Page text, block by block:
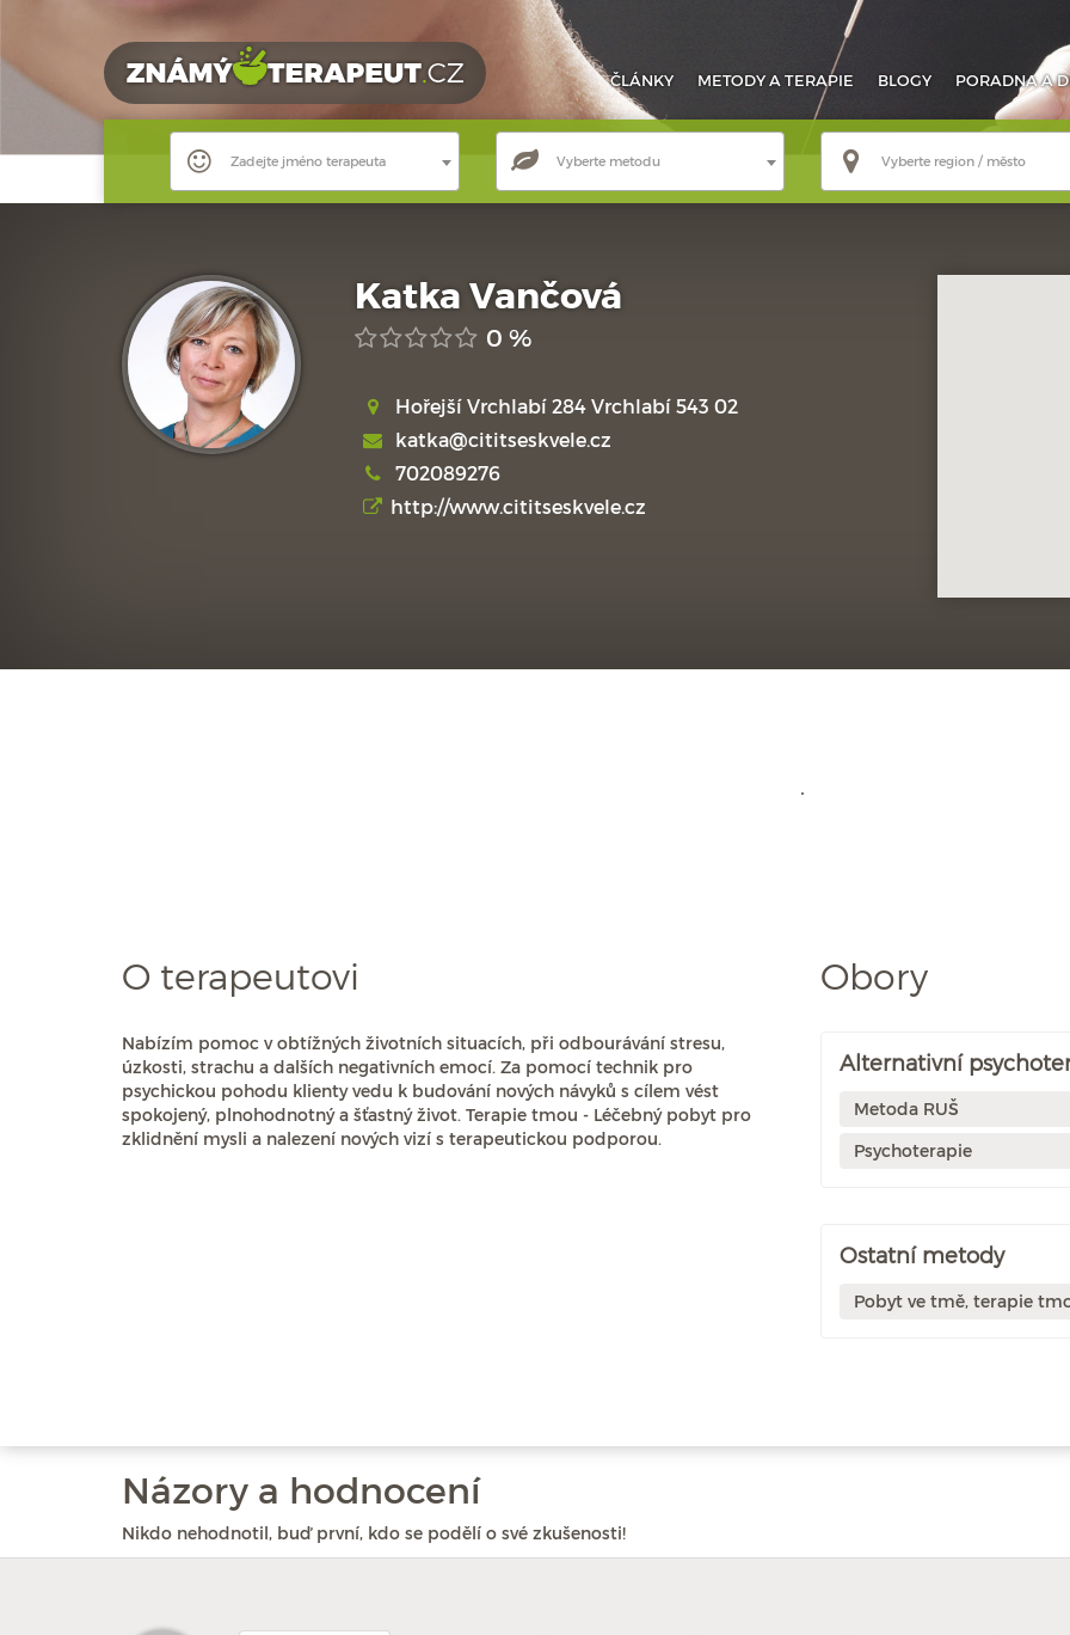
ČLÁNKY METODYA TERAPIE BLOGY PORADNAA
Zadejte jméno terapeuta Vyberte metodu Vyberte region / město
Katka Vančová
0 %
Hořejší Vrchlabí 284 Vrchlabí 543 02
katka@cititseskvele.cz
702089276
http://www.cititseskvele.cz
O terapeutovi
Nabízím pomoc v obtížných životních situacích, při odbourávání stresu,
úzkosti, strachu a dalších negativních emocí. Za pomocí technik pro
psychickou pohodu klienty vedu k budování nových návyků s cílem vést
spokojený, plnohodnotný a šťastný život. Terapie tmou - Léčebný pobyt pro
zklidnění mysli a nalezení nových vizí s terapeutickou podporou.
Obory
Alternativní
Metoda RUŠ
Psychoterapie
Ostatní metody
Pobyt ve tmě, terapie
Názory a hodnocení
Nikdo nehodnotil, buď první, kdo se podělí o své zkušenosti!